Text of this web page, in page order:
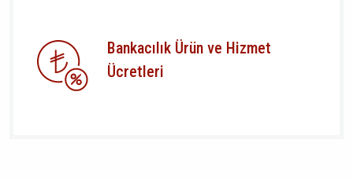
Bankacılık Ürün ve Hizmet
Ücretleri